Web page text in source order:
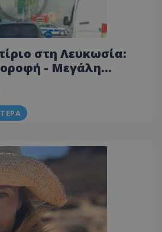
στη Λευκωσία:
- Μεγάλη
Πυροσβεστικής -
το σημείο